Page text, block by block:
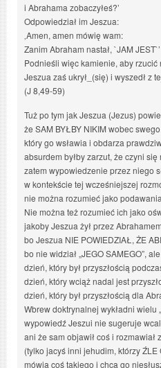
i Abrahama zobaczyłeś?’
Odpowiedział im Jeszua:
‚Amen, amen mówię wam:
Zanim Abraham nastał, `JAM JEST`’
Podnieśli więc kamienie, aby rzucić
Jeszua zaś ukrył_(się) i wyszedł z
(J 8,49-59)
Tuż po tym jak Jeszua (Jezus)
że SAM BYŁBY NIKIM wobec
który go wsławia i obdarza
absurdem byłby zarzut, że czyni się
zatem wypowiedzenie przez niego
w kontekście tej wcześniejszej
nie można rozumieć jako
Nie można też rozumieć ich jako
jakoby Jeszua żył przez
bo Jeszua NIE POWIEDZIAŁ, ŻE
bo nie widział „JEGO SAMEGO”,
dzień, który był przyszłością
dzień, który wciąż nadal jest
dzień, który był przyszłością dla
Wbrew doktrynalnej wykładni wielu
wypowiedź Jeszui nie sugeruje
ani że sam objawił coś i rozmawiał
(tylko jacyś inni jehudim, którzy ŹLE
mówią coś takiego i chcą go